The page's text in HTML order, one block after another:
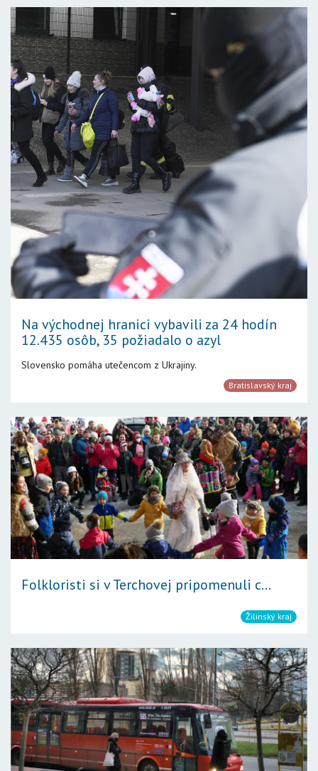
Na východnej hranici vybavili za 24 hodín
12.435 osôb, 35 požiadalo o azyl
Slovensko pomáha utečencom z Ukrajiny.
Bratislavský kraj
Folkloristi si v Terchovej pripomenuli c...
Žilinský kraj